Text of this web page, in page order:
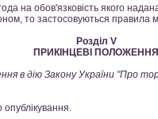
на обов'язковість якого
то застосовуються правила
Розділ V
ПРИКІНЦЕВІ ПОЛОЖЕННЯ
в дію Закону України "Про